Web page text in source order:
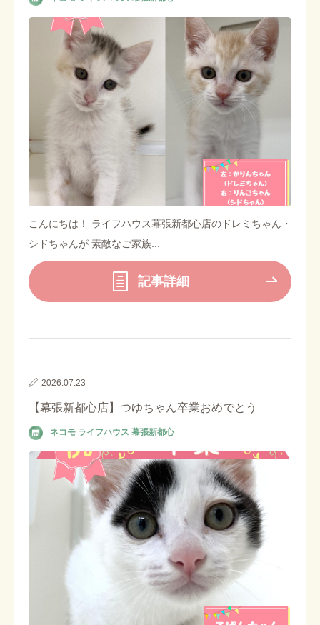
こんにちは！ ライフハウス幕張新都心店のドレミちゃん・
シドちゃんが 素敵なご家族...
記事詳細
2026.07.23
【幕張新都心店】つゆちゃん卒業おめでとう
ネコモ ライフハウス 幕張新都心